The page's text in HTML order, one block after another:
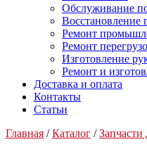
Обслуживание
Восстановление
Ремонт
Ремонт
Изготовление
Ремонт и
Доставка и оплата
Контакты
Статьи
Главная /Каталог /Запчасти